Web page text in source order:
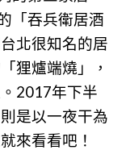
「吞兵衛居酒
北很知名的居
狸爐端燒」，
2017年下半
是以一夜干為
來看看吧！